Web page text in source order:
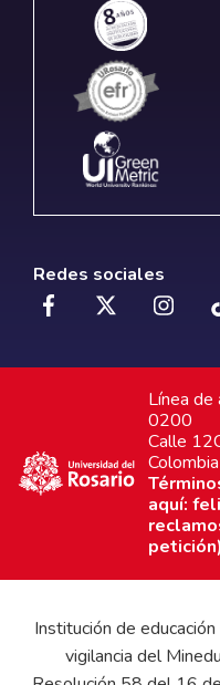
Redes sociales
Línea
0200
Calle
Colombia
aquí:
petición)
Institución de
vigilancia del